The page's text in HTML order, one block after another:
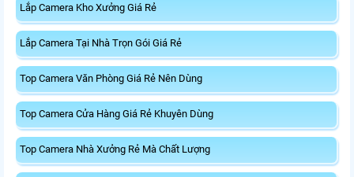
Lắp Camera Kho Xưởng Giá Rẻ
Lắp Camera Tại Nhà Trọn Gói Giá Rẻ
Top Camera Văn Phòng Giá Rẻ Nên Dùng
Top Camera Cửa Hàng Giá Rẻ Khuyên Dùng
Top Camera Nhà Xưởng Rẻ Mà Chất Lượng